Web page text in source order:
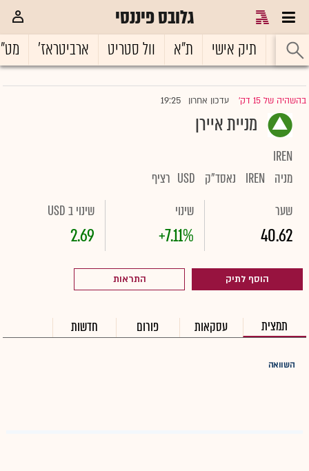
גלובס פיננסי
ראשי תיק אישי ת"א וול סטריט ארביטראז'
בהשהיה של 15 דק' |עדכון אחרון 19:25
מניית איירן
IREN
מניה
IREN נאסד"ק USD רציף
שער
40.62
שינוי
+7.11%
שינוי ב USD
2.69
הוסף לתיק התראות
תמצית עסקאות פורום חדשות
השוואה